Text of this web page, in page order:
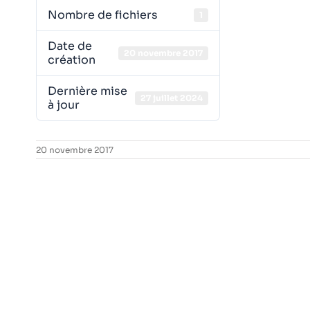
Nombre de fichiers
Date de
création
Dernière mise
à jour
20 novembre 2017